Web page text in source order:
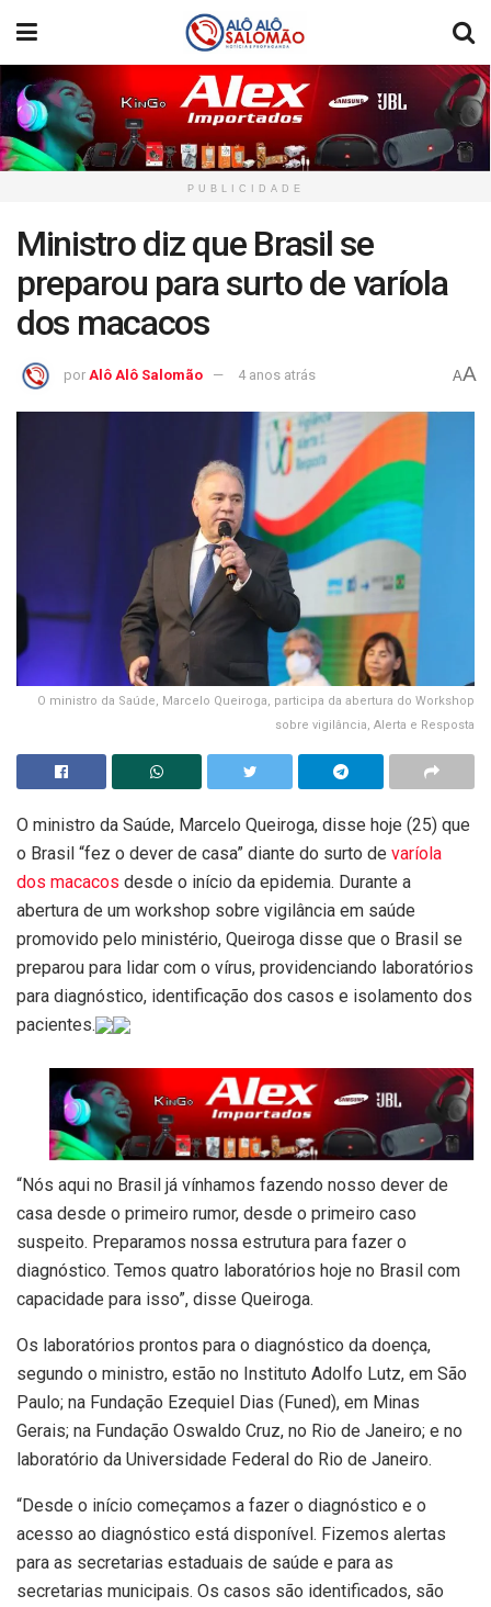
PUBLICIDADE
Ministro diz que Brasil se
preparou para surto de varíola
dos macacos
por Alô Alô Salomão 4 anos atrás AA
O ministro da Saúde, Marcelo Queiroga, participa da abertura do Workshop
sobre vigilância, Alerta e Resposta
O ministro da Saúde, Marcelo Queiroga, disse hoje (25) que
o Brasil “fez o dever de casa” diante do surto de varíola
dos macacos desde o início da epidemia. Durante a
abertura de um workshop sobre vigilância em saúde
promovido pelo ministério, Queiroga disse que o Brasil se
preparou para lidar com o vírus, providenciando laboratórios
para diagnóstico, identificação dos casos e isolamento dos
pacientes.
“Nós aqui no Brasil já vínhamos fazendo nosso dever de
casa desde o primeiro rumor, desde o primeiro caso
suspeito. Preparamos nossa estrutura para fazer o
diagnóstico. Temos quatro laboratórios hoje no Brasil com
capacidade para isso”, disse Queiroga.
Os laboratórios prontos para o diagnóstico da doença,
segundo o ministro, estão no Instituto Adolfo Lutz, em São
Paulo; na Fundação Ezequiel Dias (Funed), em Minas
Gerais; na Fundação Oswaldo Cruz, no Rio de Janeiro; e no
laboratório da Universidade Federal do Rio de Janeiro.
“Desde o início começamos a fazer o diagnóstico e o
acesso ao diagnóstico está disponível. Fizemos alertas
para as secretarias estaduais de saúde e para as
secretarias municipais. Os casos são identificados, são